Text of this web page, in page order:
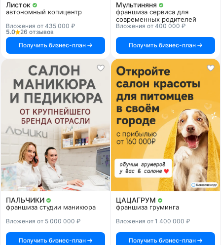
Листок
автономный копицентр
Вложения от 435 000 ₽
5.0
26 отзывов
Получить бизнес-план
Мультиняня
франшиза сервиса для
современных родителей
Вложения от 400 000 ₽
Получить бизнес-план
ПАЛЬЧИКИ
франшиза студии маникюра
Вложения от 5 000 000 ₽
Получить бизнес-план
ЦАЦАГРУМ
франшиза груминга
Вложения от 1 400 000 ₽
Получить бизнес-план